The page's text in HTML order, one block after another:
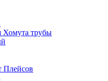
Хомута трубы
Плейсов